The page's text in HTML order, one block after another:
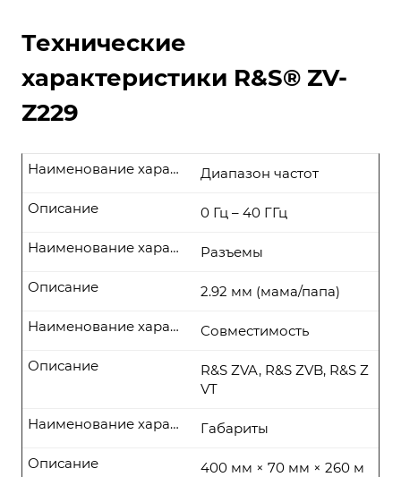
Технические
характеристики R&S® ZV-
Z229
Диапазон частот
Наименование характеристики
0 Гц – 40 ГГц
Описание
Разъемы
Наименование характеристики
2.92 мм (мама/папа)
Описание
Совместимость
Наименование характеристики
R&S ZVA, R&S ZVB, R&S Z
VT
Описание
Габариты
Наименование характеристики
400 мм × 70 мм × 260 м
Описание